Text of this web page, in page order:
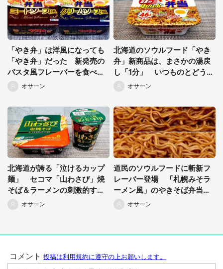
「やき弁」は洋風になっても
「やき弁」だった 新発売の
パスタ風フレーバーを食べて
みた結果オサーン
北海道のソウルフード「やき
弁」新商品は、まさかの湯戻
し「1分」 いつものとどう違
う？マニアが比べてみまし
た！
オサーン
北海道が誇る「泣けるカップ
麺」 セコマ「山わさび」焼
そば＆ラーメンの刺激的すぎ
る魅力オサーン
道民のソウルフードに斬新フ
レーバー登場 「札幌みそラ
ーメン風」のやきそば弁当っ
て、一体どんな味？
オサーン